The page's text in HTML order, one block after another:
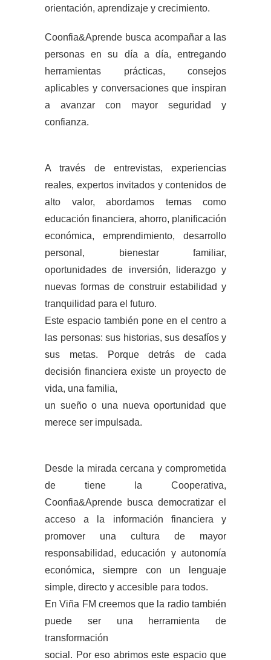
orientación, aprendizaje y crecimiento.
Coonfia&Aprende busca acompañar a las
personas en su día a día, entregando
herramientas prácticas, consejos
aplicables y conversaciones que inspiran
a avanzar con mayor seguridad y
confianza.
A través de entrevistas, experiencias
reales, expertos invitados y contenidos de
alto valor, abordamos temas como
educación financiera, ahorro, planificación
económica, emprendimiento, desarrollo
personal, bienestar familiar,
oportunidades de inversión, liderazgo y
nuevas formas de construir estabilidad y
tranquilidad para el futuro.
Este espacio también pone en el centro a
las personas: sus historias, sus desafíos y
sus metas. Porque detrás de cada
decisión financiera existe un proyecto de
vida, una familia,
un sueño o una nueva oportunidad que
merece ser impulsada.
Desde la mirada cercana y comprometida
de tiene la Cooperativa,
Coonfia&Aprende busca democratizar el
acceso a la información financiera y
promover una cultura de mayor
responsabilidad, educación y autonomía
económica, siempre con un lenguaje
simple, directo y accesible para todos.
En Viña FM creemos que la radio también
puede ser una herramienta de
transformación
social. Por eso abrimos este espacio que